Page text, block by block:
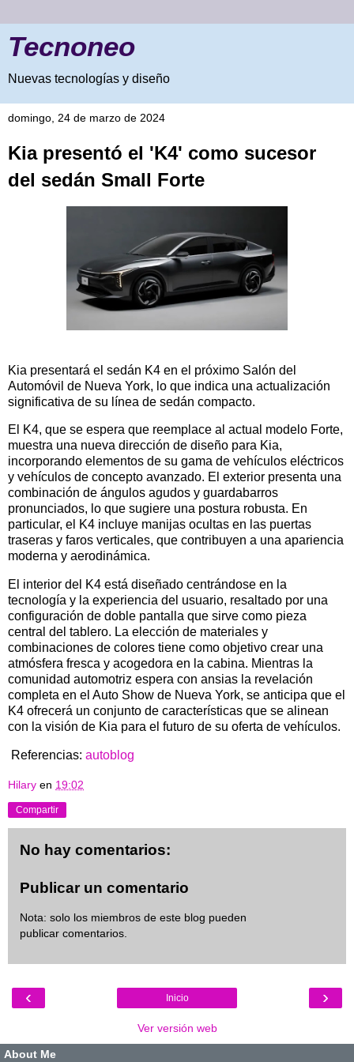
Tecnoneo
Nuevas tecnologías y diseño
domingo, 24 de marzo de 2024
Kia presentó el 'K4' como sucesor
del sedán Small Forte
Kia presentará el sedán K4 en el próximo Salón del
Automóvil de Nueva York, lo que indica una actualización
significativa de su línea de sedán compacto.
El K4, que se espera que reemplace al actual modelo Forte,
muestra una nueva dirección de diseño para Kia,
incorporando elementos de su gama de vehículos eléctricos
y vehículos de concepto avanzado. El exterior presenta una
combinación de ángulos agudos y guardabarros
pronunciados, lo que sugiere una postura robusta. En
particular, el K4 incluye manijas ocultas en las puertas
traseras y faros verticales, que contribuyen a una apariencia
moderna y aerodinámica.
El interior del K4 está diseñado centrándose en la
tecnología y la experiencia del usuario, resaltado por una
configuración de doble pantalla que sirve como pieza
central del tablero. La elección de materiales y
combinaciones de colores tiene como objetivo crear una
atmósfera fresca y acogedora en la cabina. Mientras la
comunidad automotriz espera con ansias la revelación
completa en el Auto Show de Nueva York, se anticipa que el
K4 ofrecerá un conjunto de características que se alinean
con la visión de Kia para el futuro de su oferta de vehículos.
Referencias: autoblog
Hilary en 19:02
Compartir
No hay comentarios:
Publicar un comentario
Nota: solo los miembros de este blog pueden
publicar comentarios.
‹ ›
Inicio
Ver versión web
About Me